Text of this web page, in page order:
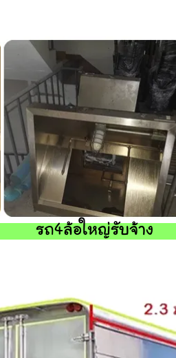
รถ4ล้อใหญ่รับจ้าง